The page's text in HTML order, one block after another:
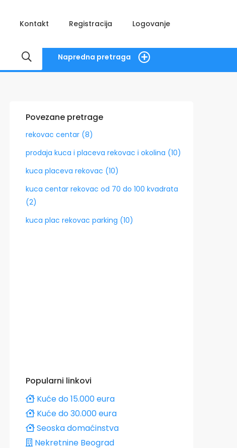
Kontakt Registracija Logovanje
Napredna pretraga
Povezane pretrage
rekovac centar (8)
prodaja kuca i placeva rekovac i okolina (10)
kuca placeva rekovac (10)
kuca centar rekovac od 70 do 100 kvadrata
(2)
kuca plac rekovac parking (10)
Popularni linkovi
Kuće do 15.000 eura
Kuće do 30.000 eura
Seoska domaćinstva
Nekretnine Beograd